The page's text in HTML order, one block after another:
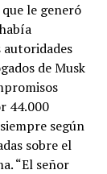
le generó
de Musk
44.000
según
sobre el
“El señor